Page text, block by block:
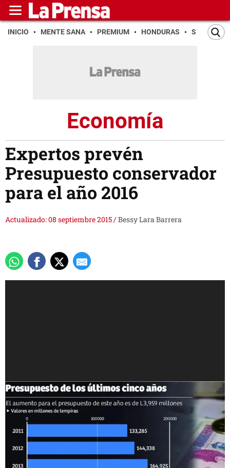
INICIO MENTE SANA PREMIUM HONDURAS SAN PEDRO
Economía
Expertos prevén
Presupuesto conservador
para el año 2016
Actualizado: 08 septiembre 2015/Bessy Lara Barrera